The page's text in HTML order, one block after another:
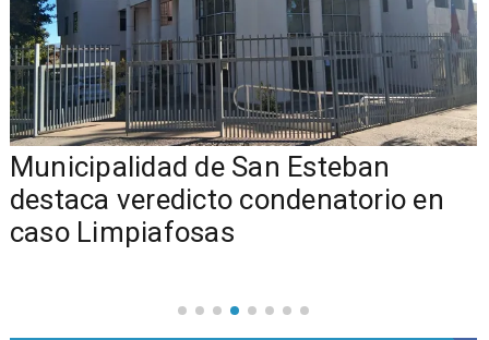
Municipalidad de San Esteban
destaca veredicto condenatorio en
caso Limpiafosas